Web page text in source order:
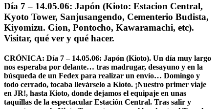
Día 7 – 14.05.06: Japón (Kioto: Estacion Central,
Kyoto Tower, Sanjusangendo, Cementerio Budista,
Kiyomizu. Gion, Pontocho, Kawaramachi, etc).
Visitar, qué ver y qué hacer.
CRÓNICA: Día 7 – 14.05.06: Japón (Kioto). Un día muy largo
nos esperaba por delante… tras madrugar, desayuno y en la
búsqueda de un Fedex para realizar un envío… Domingo y
todo cerrado, tocaba llevárselo a Kioto. ¡Nuestro primer viaje
en JR!, hasta Kioto, donde dejamos el equipaje en unas
taquillas de la espectacular Estación Central. Tras salir y